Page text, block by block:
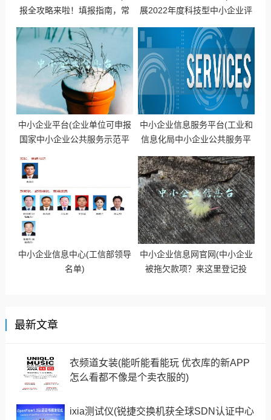
报全攻略来啦！填报指南，常
知！)
展2022年度科技型中小企业评
中小企业平台(企业单位可申报
国家中小企业公共服务示范平
中小企业信息服务平台(工业和
信息化局中小企业公共服务平
台)
中小企业信息中心(工信部领导
名单)
中小企业信息网官网(中小企业
被拖欠款项？来这里登记投
最新文章
衣频道女装(能听能看能玩 优衣库的新APP
怎么看都不像是个卖衣服的)
ixia测试仪(锐捷交换机获全球SDN认证中心